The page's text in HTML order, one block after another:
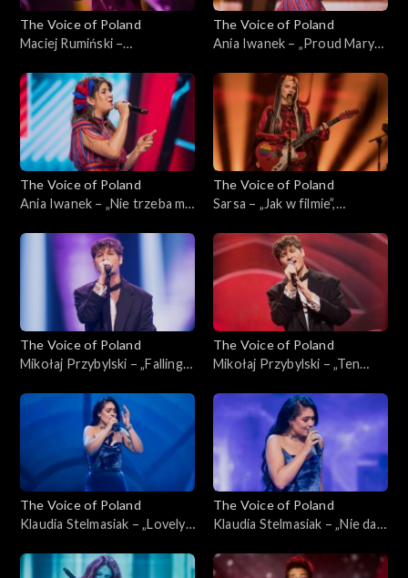
The Voice of Poland
Maciej Rumiński –
of Poland”, Live, 23 listopada
2024
The Voice of Poland
Ania Iwanek – „Proud Mary”;
23 listopada 2024
The Voice of Poland
Ania Iwanek – „Nie trzeba mi
Live, 23 listopada 2024
The Voice of Poland
Sarsa – „Jak w filmie”,
Poland”, Live, 23 listopada
2024
The Voice of Poland
Mikołaj Przybylski – „Falling”;
23 listopada 2024
The Voice of Poland
Mikołaj Przybylski – „Ten
Live, 23 listopada 2024
The Voice of Poland
Klaudia Stelmasiak – „Lovely”;
23 listopada 2024
The Voice of Poland
Klaudia Stelmasiak – „Nie daj
Poland”, Live, 23 listopada